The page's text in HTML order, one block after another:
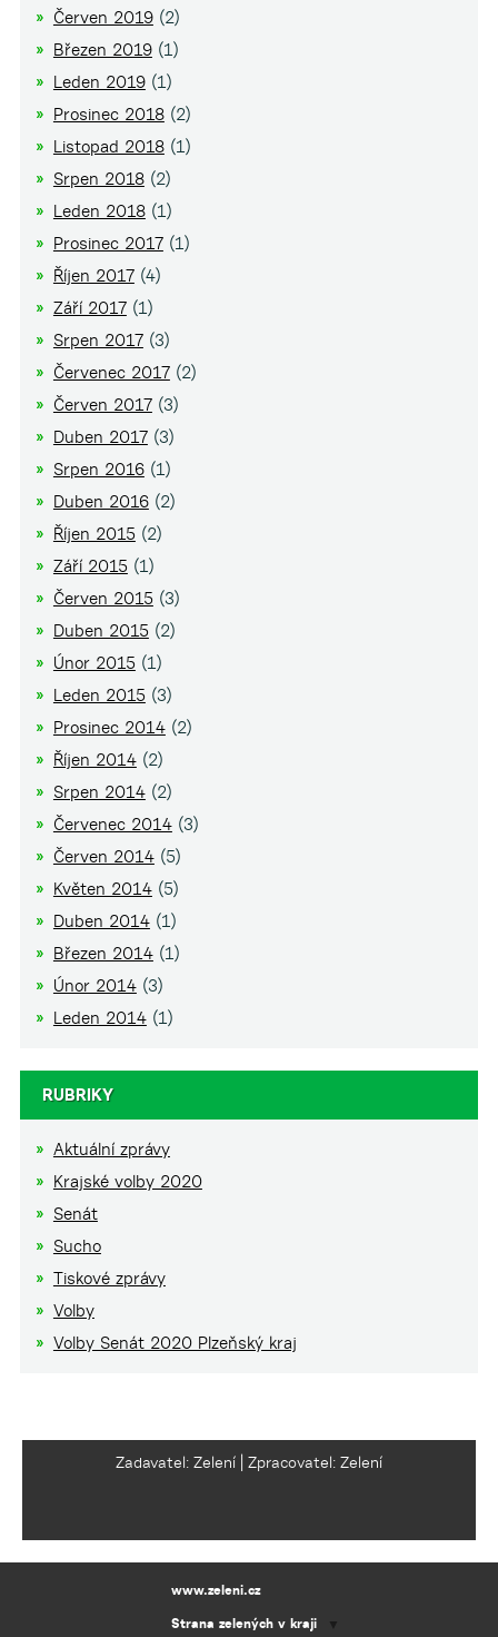
Červen 2019(2)
Březen 2019(1)
Leden 2019(1)
Prosinec 2018(2)
Listopad 2018(1)
Srpen 2018(2)
Leden 2018(1)
Prosinec 2017(1)
Říjen 2017(4)
Září 2017(1)
Srpen 2017(3)
Červenec 2017(2)
Červen 2017(3)
Duben 2017(3)
Srpen 2016(1)
Duben 2016(2)
Říjen 2015(2)
Září 2015(1)
Červen 2015(3)
Duben 2015(2)
Únor 2015(1)
Leden 2015(3)
Prosinec 2014(2)
Říjen 2014(2)
Srpen 2014(2)
Červenec 2014(3)
Červen 2014(5)
Květen 2014(5)
Duben 2014(1)
Březen 2014(1)
Únor 2014(3)
Leden 2014(1)
RUBRIKY
Aktuální zprávy
Krajské volby 2020
Senát
Sucho
Tiskové zprávy
Volby
Volby Senát 2020 Plzeňský kraj
Zadavatel: Zelení | Zpracovatel: Zelení
www.zeleni.cz
Strana zelených v kraji
▼